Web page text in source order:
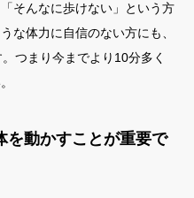
そんなに歩けない」という方
な体力に自信のない方にも、
つまり今までより10分多く
を動かすことが重要で